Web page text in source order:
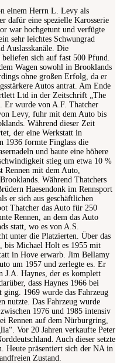
einem Herrn L. Levy als
dafür eine spezielle Karosserie
war hochgetunt und verfügte
sehr leichtes Schwungrad
Auslasskanäle. Die
sich auf fast 500 Pfund.
Wagen sowohl in Brooklands
ohne großen Erfolg, da er
Autos antrat. Am Ende
Ltd in der Zeitschrift „The
Er wurde von A.F. Thatcher
Levy, fuhr mit dem Auto bis
Während dieser Zeit
der eine Werkstatt in
1936 formte Finglass die
und baute eine höhere
stieg um etwa 10 %
Rennen mit dem Auto,
Während Thatchers
Haesendonk im Rennsport
er sich aus geschäftlichen
Thatcher das Auto für 250
Rennen, an dem das Auto
statt, wo es von A.S.
unter die Platzierten. Über das
bis Michael Holt es 1955 mit
in Hove erwarb. Jim Bellamy
um 1957 und zerlegte es. Er
J.A. Haynes, der es komplett
dass Haynes 1966 bei
ging. 1969 wurde das Fahrzeug
nutzte. Das Fahrzeug wurde
1976 und 1985 intensiv
Rennen auf dem Nürburgring,
Vor 20 Jahren verkaufte Peter
Auch dieser setzte
Heute präsentiert sich der NA in
Zustand.